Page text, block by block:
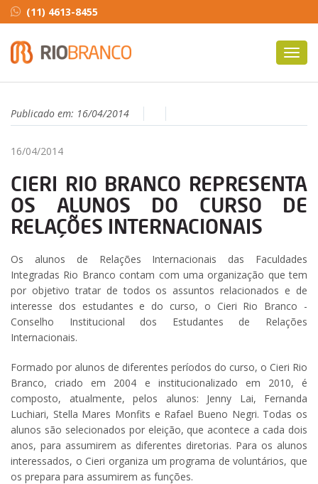
(11) 4613-8455
Publicado em: 16/04/2014
16/04/2014
CIERI RIO BRANCO REPRESENTA
OS ALUNOS DO CURSO DE
RELAÇÕES INTERNACIONAIS
Os alunos de Relações Internacionais das Faculdades
Integradas Rio Branco contam com uma organização que tem
por objetivo tratar de todos os assuntos relacionados e de
interesse dos estudantes e do curso, o Cieri Rio Branco -
Conselho Institucional dos Estudantes de Relações
Internacionais.
Formado por alunos de diferentes períodos do curso, o Cieri Rio
Branco, criado em 2004 e institucionalizado em 2010, é
composto, atualmente, pelos alunos: Jenny Lai, Fernanda
Luchiari, Stella Mares Monfits e Rafael Bueno Negri. Todas os
alunos são selecionados por eleição, que acontece a cada dois
anos, para assumirem as diferentes diretorias. Para os alunos
interessados, o Cieri organiza um programa de voluntários, que
os prepara para assumirem as funções.